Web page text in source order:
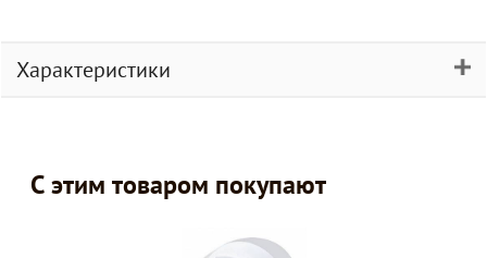
Характеристики
С этим товаром покупают